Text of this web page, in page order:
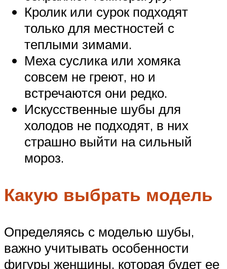
Кролик или сурок подходят
только для местностей с
теплыми зимами.
Меха суслика или хомяка
совсем не греют, но и
встречаются они редко.
Искусственные шубы для
холодов не подходят, в них
страшно выйти на сильный
мороз.
Какую выбрать модель
Определяясь с моделью шубы,
важно учитывать особенности
фигуры женщины, которая будет ее